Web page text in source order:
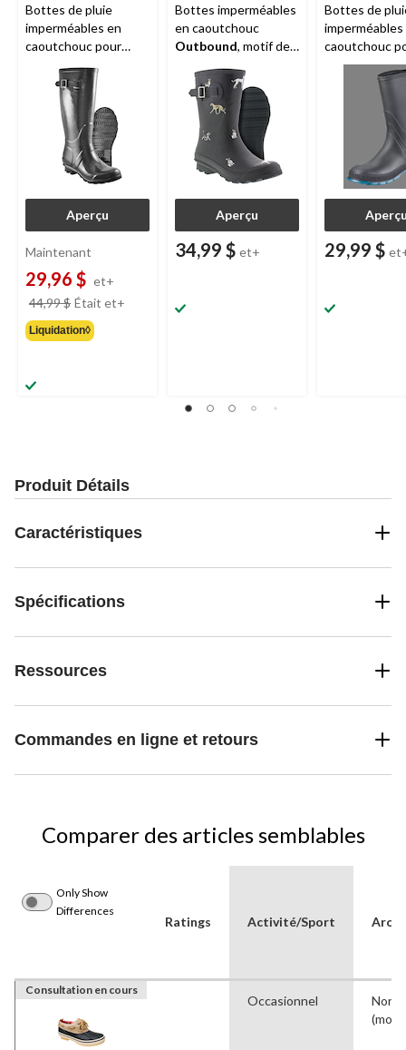
Bottes de pluie
imperméables en
caoutchouc pour
femmes avec sangle,
semelle d'usure
durable, noir
Aperçu
Maintenant
29,96 $ et+
44,99 $ Était et+
Liquidation◊
Bottes imperméables
en caoutchouc
Outbound, motif de
intérieure amovible,
dames, noir
Aperçu
34,99 $ et+
Bottes de
imperméables
caoutchouc
femmes, noir
29,99 $
Produit Détails
Caractéristiques
Spécifications
Ressources
Commandes en ligne et retours
Comparer des articles semblables
Only Show
Differences
Ratings Activité/Sport Arche
Consultation en cours
Occasionnel
(moy.)